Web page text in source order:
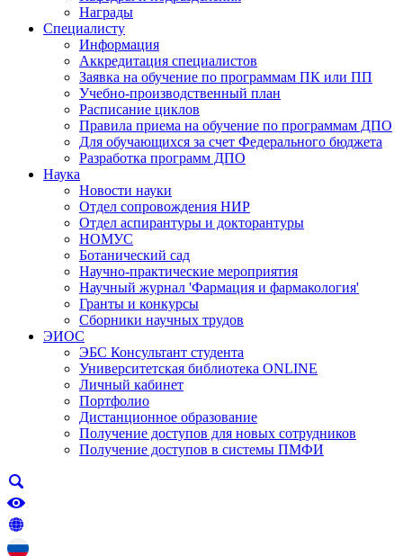
Награды
Специалисту
Информация
Аккредитация специалистов
Заявка на обучение по программам ПК или ПП
Учебно-производственный план
Расписание циклов
Правила приема на обучение по программам ДПО
Для обучающихся за счет Федерального бюджета
Разработка программ ДПО
Наука
Новости науки
Отдел сопровождения НИР
Отдел аспирантуры и докторантуры
НОМУС
Ботанический сад
Научно-практические мероприятия
Научный журнал 'Фармация и фармакология'
Гранты и конкурсы
Сборники научных трудов
ЭИОС
ЭБС Консультант студента
Университетская библиотека ONLINE
Личный кабинет
Портфолио
Дистанционное образование
Получение доступов для новых сотрудников
Получение доступов в системы ПМФИ